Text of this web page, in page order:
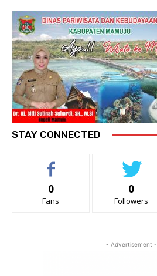
STAY CONNECTED
0
Fans
0
Followers
- Advertisement -